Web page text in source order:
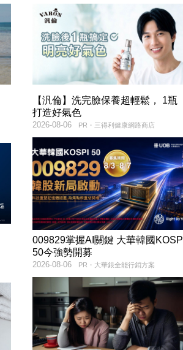
【汎倫】洗完臉保養超輕鬆， 1瓶
打造好氣色
PR・三得利健康網路商店
2026-08-06
009829掌握AI關鍵 大華韓國KOSPI
50今強勢開募
PR・大華銀全能行銷方案
2026-08-06